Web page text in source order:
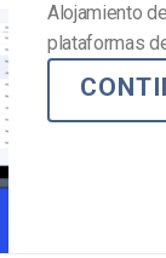
Alojamiento
plataformas